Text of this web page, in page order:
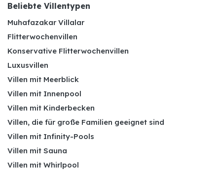
Beliebte Villentypen
Muhafazakar Villalar
Flitterwochenvillen
Konservative Flitterwochenvillen
Luxusvillen
Villen mit Meerblick
Villen mit Innenpool
Villen mit Kinderbecken
Villen, die für große Familien geeignet sind
Villen mit Infinity-Pools
Villen mit Sauna
Villen mit Whirlpool